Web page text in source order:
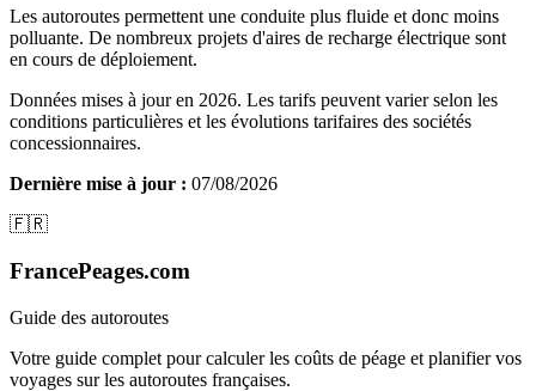
Les autoroutes permettent une conduite plus fluide et donc moins
polluante. De nombreux projets d'aires de recharge électrique sont
en cours de déploiement.
Données mises à jour en 2026. Les tarifs peuvent varier selon les
conditions particulières et les évolutions tarifaires des sociétés
concessionnaires.
Dernière mise à jour : 07/08/2026
🇫🇷
FrancePeages.com
Guide des autoroutes
Votre guide complet pour calculer les coûts de péage et planifier vos
voyages sur les autoroutes françaises.